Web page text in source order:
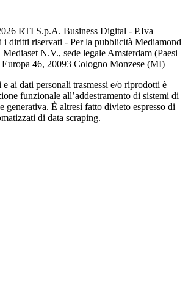
RTI S.p.A. Business Digital - P.Iva
i diritti riservati - Per la pubblicità Mediamond
N.V., sede legale Amsterdam (Paesi
46, 20093 Cologno Monzese (MI)
ai dati personali trasmessi e/o riprodotti è
funzionale all’addestramento di sistemi di
generativa. È altresì fatto divieto espresso di
di data scraping.